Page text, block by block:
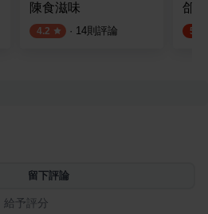
陳食滋味
4.2 · 14則評論
郃
5.0
留下評論
給予評分